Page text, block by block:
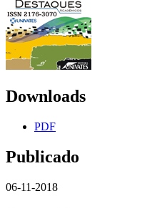
Downloads
PDF
Publicado
06-11-2018